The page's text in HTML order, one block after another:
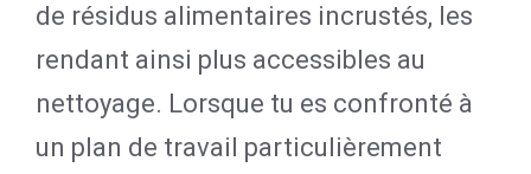
de résidus alimentaires incrustés, les
rendant ainsi plus accessibles au
nettoyage. Lorsque tu es confronté à
un plan de travail particulièrement